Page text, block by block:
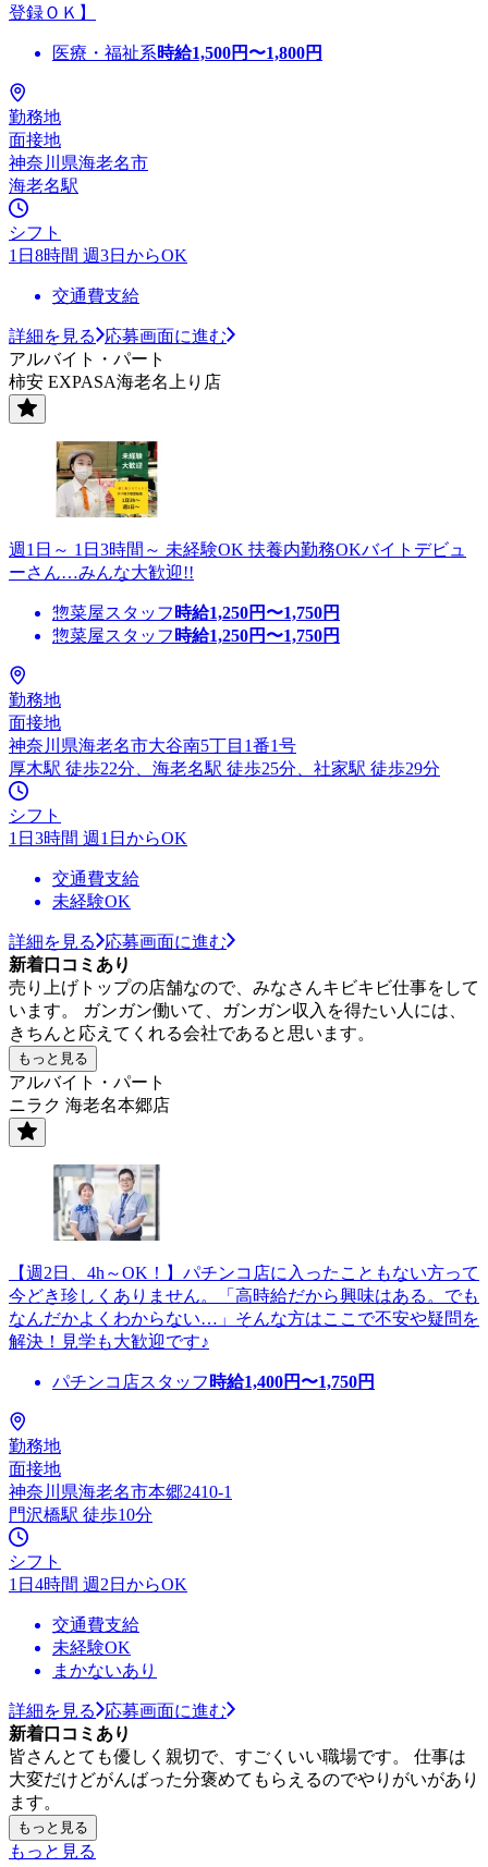
登録ＯＫ】
医療・福祉系時給1,500円〜1,800円
勤務地
面接地
神奈川県海老名市
海老名駅
シフト
1日8時間 週3日からOK
交通費支給
詳細を見る
応募画面に進む
アルバイト・パート
柿安 EXPASA海老名上り店
週1日～ 1日3時間～ 未経験OK 扶養内勤務OKバイトデビュ
ーさん…みんな大歓迎!!
惣菜屋スタッフ 時給1,250円〜1,750円
惣菜屋スタッフ 時給1,250円〜1,750円
勤務地
面接地
神奈川県海老名市大谷南5丁目1番1号
厚木駅 徒歩22分、海老名駅 徒歩25分、社家駅 徒歩29分
シフト
1日3時間 週1日からOK
交通費支給
未経験OK
詳細を見る
応募画面に進む
新着口コミあり
売り上げトップの店舗なので、みなさんキビキビ仕事をして
います。 ガンガン働いて、ガンガン収入を得たい人には、
きちんと応えてくれる会社であると思います。
もっと見る
アルバイト・パート
ニラク 海老名本郷店
【週2日、4h～OK！】パチンコ店に入ったこともない方って
今どき珍しくありません。「高時給だから興味はある。でも
なんだかよくわからない…」そんな方はここで不安や疑問を
解決！見学も大歓迎です♪
パチンコ店スタッフ 時給1,400円〜1,750円
勤務地
面接地
神奈川県海老名市本郷2410-1
門沢橋駅 徒歩10分
シフト
1日4時間 週2日からOK
交通費支給
未経験OK
まかないあり
詳細を見る
応募画面に進む
新着口コミあり
皆さんとても優しく親切で、すごくいい職場です。 仕事は
大変だけどがんばった分褒めてもらえるのでやりがいがあり
ます。
もっと見る
もっと見る